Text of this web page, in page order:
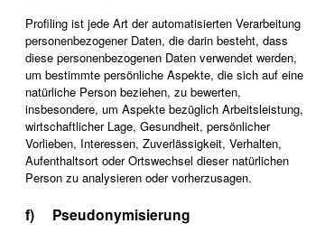
Profiling ist jede Art der automatisierten Verarbeitung
personenbezogener Daten, die darin besteht, dass
diese personenbezogenen Daten verwendet werden,
um bestimmte persönliche Aspekte, die sich auf eine
natürliche Person beziehen, zu bewerten,
insbesondere, um Aspekte bezüglich Arbeitsleistung,
wirtschaftlicher Lage, Gesundheit, persönlicher
Vorlieben, Interessen, Zuverlässigkeit, Verhalten,
Aufenthaltsort oder Ortswechsel dieser natürlichen
Person zu analysieren oder vorherzusagen.
f) Pseudonymisierung